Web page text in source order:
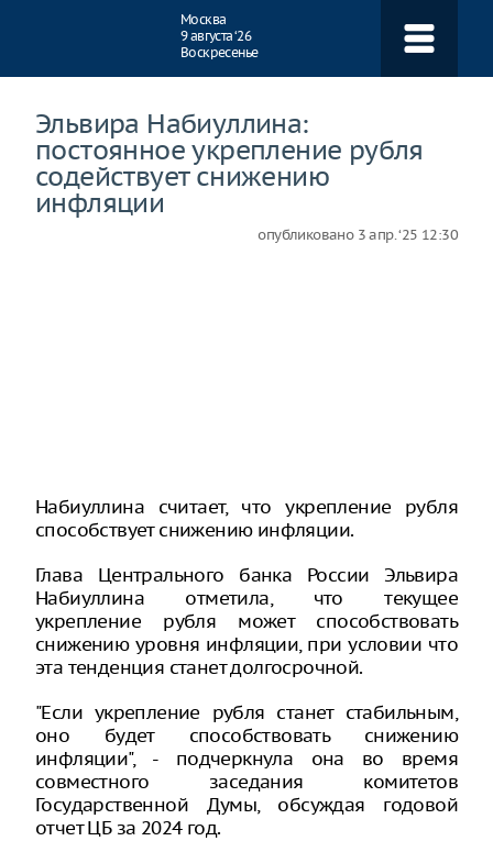
Москва
9 августа ‘26
Воскресенье
Эльвира Набиуллина:
постоянное укрепление рубля
содействует снижению
инфляции
опубликовано 3 апр. ‘25 12:30
Набиуллина считает, что укрепление рубля
способствует снижению инфляции.
Глава Центрального банка России Эльвира
Набиуллина отметила, что текущее
укрепление рубля может способствовать
снижению уровня инфляции, при условии что
эта тенденция станет долгосрочной.
"Если укрепление рубля станет стабильным,
оно будет способствовать снижению
инфляции", - подчеркнула она во время
совместного заседания комитетов
Государственной Думы, обсуждая годовой
отчет ЦБ за 2024 год.